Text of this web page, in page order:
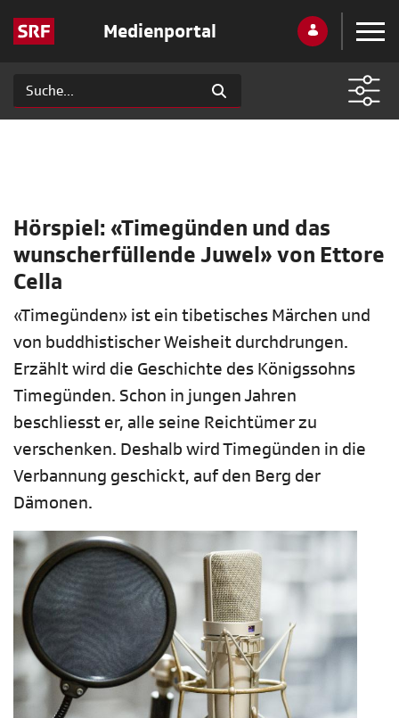
Medienportal
Hörspiel: «Timegünden und das
wunscherfüllende Juwel» von Ettore
Cella
«Timegünden» ist ein tibetisches Märchen und
von buddhistischer Weisheit durchdrungen.
Erzählt wird die Geschichte des Königssohns
Timegünden. Schon in jungen Jahren
beschliesst er, alle seine Reichtümer zu
verschenken. Deshalb wird Timegünden in die
Verbannung geschickt, auf den Berg der
Dämonen.